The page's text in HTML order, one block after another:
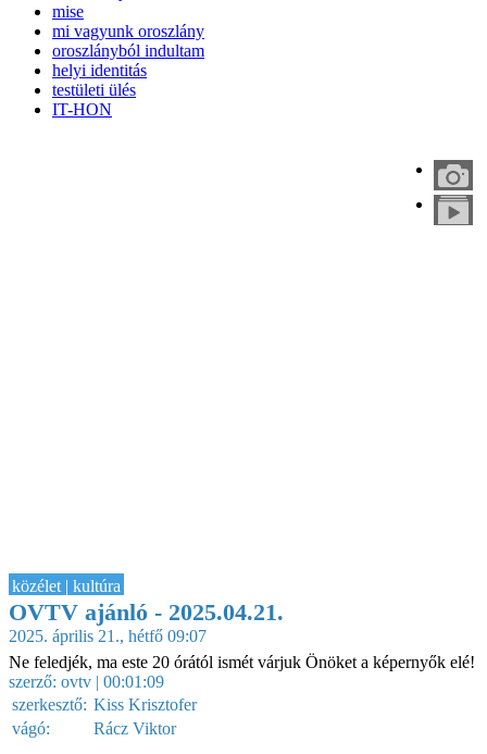
mise
mi vagyunk oroszlány
oroszlányból indultam
helyi identitás
testületi ülés
IT-HON
közélet | kultúra
OVTV ajánló - 2025.04.21.
2025. április 21., hétfő 09:07
Ne feledjék, ma este 20 órától ismét várjuk Önöket a képernyők elé!
szerző: ovtv | 00:01:09
szerkesztő: Kiss Krisztofer
vágó:
Rácz Viktor